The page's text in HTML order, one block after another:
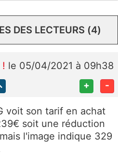
DES LECTEURS (4)
le 05/04/2021 à 09h38
+ -
voit son tarif en achat
soit une réduction
l'image indique 329